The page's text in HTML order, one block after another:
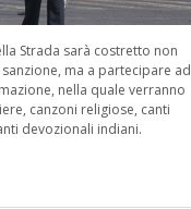
Strada sarà costretto non
ma a partecipare ad
nella quale verranno
canzoni religiose, canti
devozionali indiani.